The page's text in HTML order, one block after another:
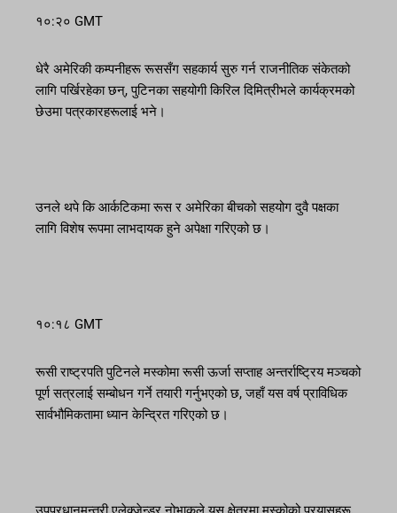
१०:२० GMT
धेरै अमेरिकी कम्पनीहरू रूससँग सहकार्य सुरु गर्न राजनीतिक संकेतको
लागि पर्खिरहेका छन्, पुटिनका सहयोगी किरिल दिमित्रीभले कार्यक्रमको
छेउमा पत्रकारहरूलाई भने।
उनले थपे कि आर्कटिकमा रूस र अमेरिका बीचको सहयोग दुवै पक्षका
लागि विशेष रूपमा लाभदायक हुने अपेक्षा गरिएको छ।
१०:१८ GMT
रूसी राष्ट्रपति पुटिनले मस्कोमा रूसी ऊर्जा सप्ताह अन्तर्राष्ट्रिय मञ्चको
पूर्ण सत्रलाई सम्बोधन गर्ने तयारी गर्नुभएको छ, जहाँ यस वर्ष प्राविधिक
सार्वभौमिकतामा ध्यान केन्द्रित गरिएको छ।